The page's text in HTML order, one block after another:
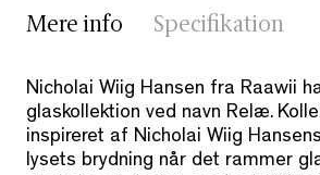
Mere info Specifikation
Nicholai Wiig Hansen fra Raawii
glaskollektion ved navn Relæ.
inspireret af Nicholai Wiig
lysets brydning når det rammer